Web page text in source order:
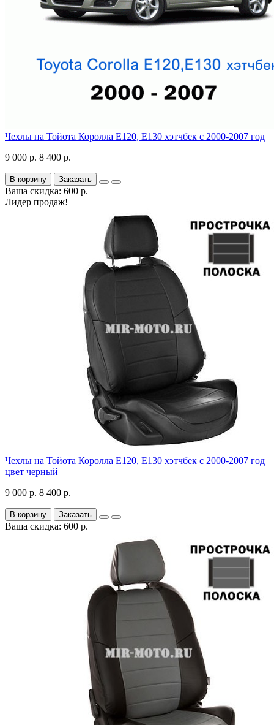
Чехлы на Тойота Королла Е120, Е130 хэтчбек с 2000-2007 год
9 000 р. 8 400 р.
В корзину Заказать
Ваша скидка: 600 р.
Лидер продаж!
Чехлы на Тойота Королла Е120, Е130 хэтчбек с 2000-2007 год
цвет черный
9 000 р. 8 400 р.
В корзину Заказать
Ваша скидка: 600 р.